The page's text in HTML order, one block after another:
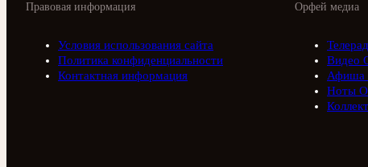
Орфей медиа
Видео
Афиша
Ноты
Правовая информация
Условия использования сайта
Политика конфиденциальности
Контактная информация